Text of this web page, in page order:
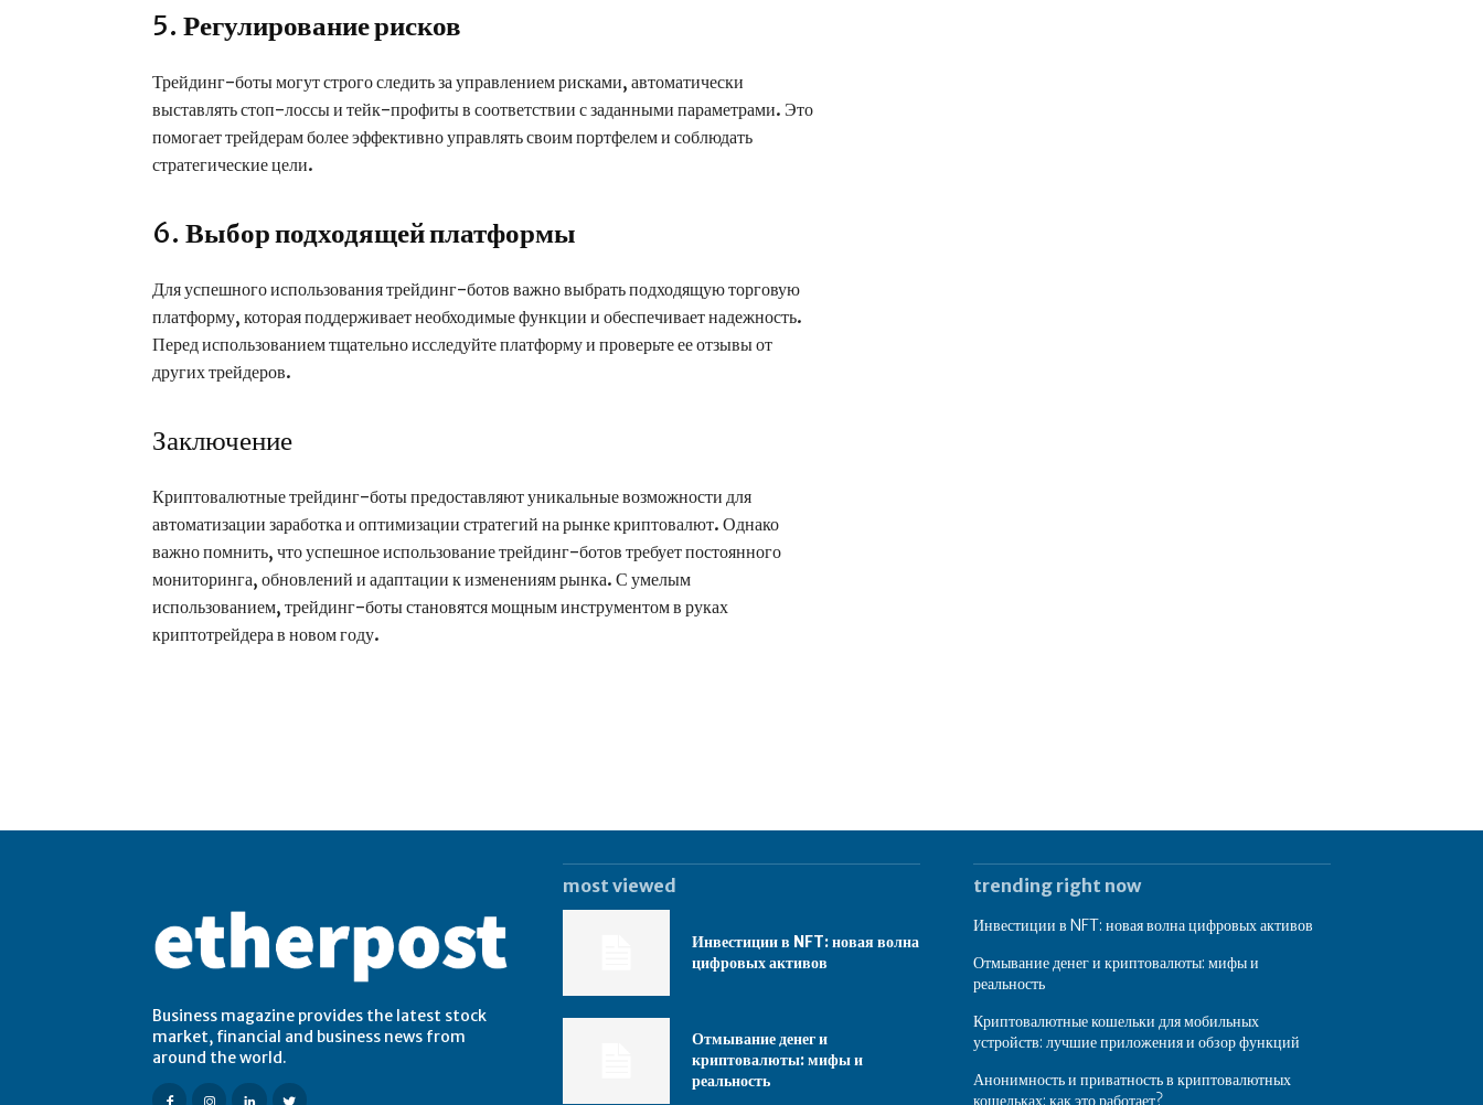
5. Регулирование рисков
Трейдинг-боты могут строго следить за управлением рисками, автоматически
выставлять стоп-лоссы и тейк-профиты в соответствии с заданными параметрами. Это
помогает трейдерам более эффективно управлять своим портфелем и соблюдать
стратегические цели.
6. Выбор подходящей платформы
Для успешного использования трейдинг-ботов важно выбрать подходящую торговую
платформу, которая поддерживает необходимые функции и обеспечивает надежность.
Перед использованием тщательно исследуйте платформу и проверьте ее отзывы от
других трейдеров.
Заключение
Криптовалютные трейдинг-боты предоставляют уникальные возможности для
автоматизации заработка и оптимизации стратегий на рынке криптовалют. Однако
важно помнить, что успешное использование трейдинг-ботов требует постоянного
мониторинга, обновлений и адаптации к изменениям рынка. С умелым
использованием, трейдинг-боты становятся мощным инструментом в руках
криптотрейдера в новом году.
Business magazine provides the latest stock
market, financial and business news from
around the world.
most viewed
Инвестиции в NFT: новая волна
цифровых активов
Отмывание денег и
криптовалюты: мифы и
реальность
trending right now
Инвестиции в NFT: новая волна цифровых активов
Отмывание денег и криптовалюты: мифы и
реальность
Криптовалютные кошельки для мобильных
устройств: лучшие приложения и обзор функций
Анонимность и приватность в криптовалютных
кошельках: как это работает?